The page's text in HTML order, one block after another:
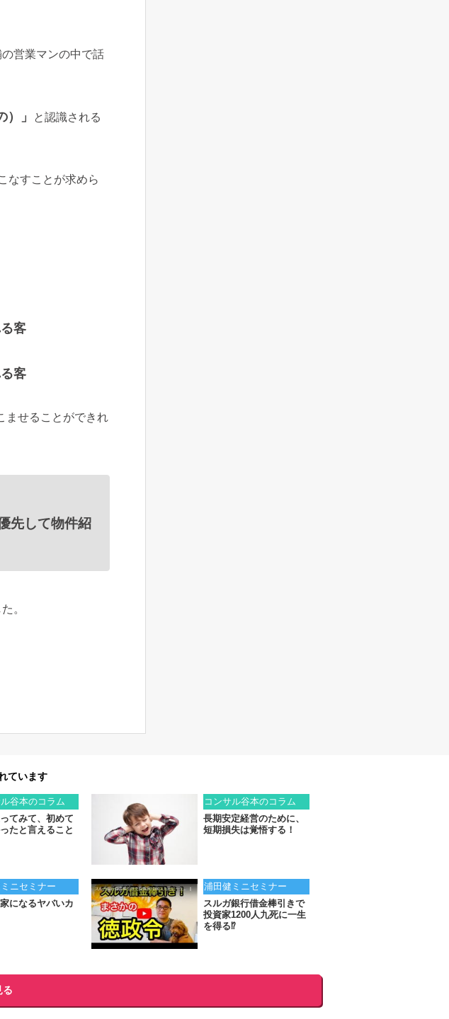
営業マンの中で話
）」
と認識される
なすことが求めら
客
客
ませることができれ
先して物件紹
。
ています
谷本のコラム
てみて、初めて
たと言えること
コンサル谷本のコラム
長期安定経営のために、
短期損失は覚悟する！
ニセミナー
になるヤバいカ
浦田健ミニセミナー
スルガ銀行借金棒引きで
投資家1200人九死に一生
を得る⁉︎
る